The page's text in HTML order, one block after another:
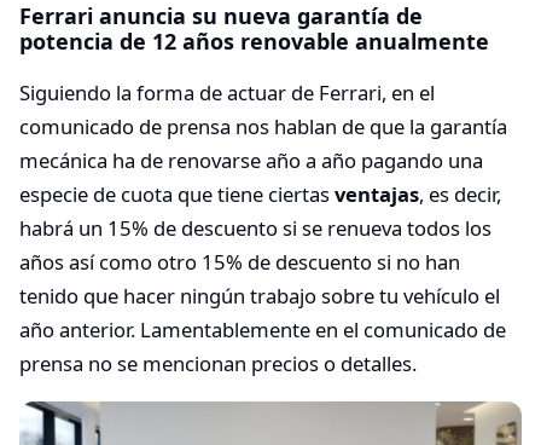
Ferrari anuncia su nueva garantía de
potencia de 12 años renovable anualmente
Siguiendo la forma de actuar de Ferrari, en el
comunicado de prensa nos hablan de que la garantía
mecánica ha de renovarse año a año pagando una
especie de cuota que tiene ciertasventajas, es decir,
habrá un 15% de descuento si se renueva todos los
años así como otro 15% de descuento si no han
tenido que hacer ningún trabajo sobre tu vehículo el
año anterior. Lamentablemente en el comunicado de
prensa no se mencionan precios o detalles.